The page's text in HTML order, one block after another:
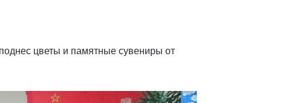
цветы и памятные сувениры от